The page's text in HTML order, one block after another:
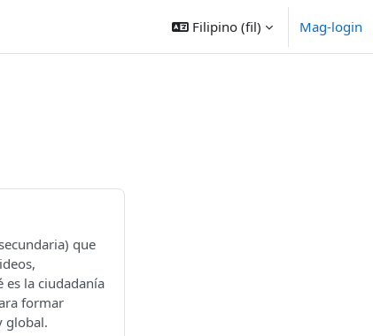
Filipino ‎(fil)‎ Mag-login
que
es la ciudadanía
formar
global.